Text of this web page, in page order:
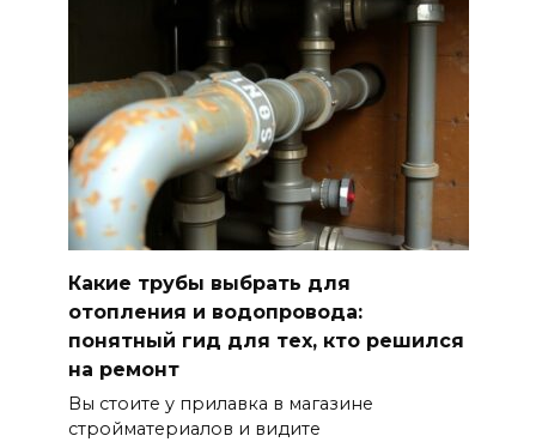
Какие трубы выбрать для
отопления и водопровода:
понятный гид для тех, кто решился
на ремонт
Вы стоите у прилавка в магазине
стройматериалов и видите